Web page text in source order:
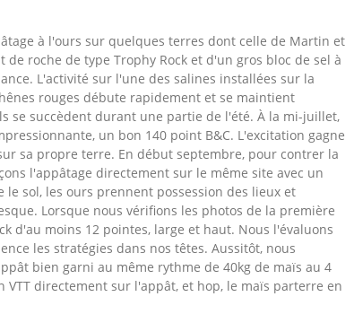
à l'ours sur quelques terres dont celle de Martin et
de roche de type Trophy Rock et d'un gros bloc de sel à
L'activité sur l'une des salines installées sur la
rouges débute rapidement et se maintient
se succèdent durant une partie de l'été. À la mi-juillet,
un bon 140 point B&C. L'excitation gagne
sa propre terre. En début septembre, pour contrer la
l'appâtage directement sur le même site avec un
sol, les ours prennent possession des lieux et
Lorsque nous vérifions les photos de la première
d'au moins 12 pointes, large et haut. Nous l'évaluons
les stratégies dans nos têtes. Aussitôt, nous
bien garni au même rythme de 40kg de maïs au 4
directement sur l'appât, et hop, le maïs parterre en